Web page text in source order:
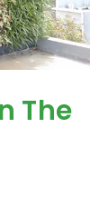
The